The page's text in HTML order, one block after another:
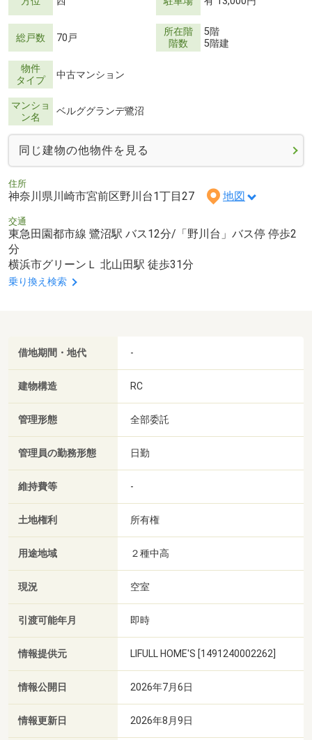
総戸数 70戸
所在階
階数
5階
5階建
物件
タイプ
中古マンション
マンショ
ン名
ベルググランデ鷺沼
同じ建物の他物件を見る
住所
神奈川県川崎市宮前区野川台1丁目27 地図
交通
東急田園都市線 鷺沼駅 バス12分/「野川台」バス停 停歩2
分
横浜市グリーンＬ 北山田駅 徒歩31分
乗り換え検索
借地期間・地代 -
建物構造 RC
管理形態 全部委託
管理員の勤務形態 日勤
維持費等 -
土地権利 所有権
用途地域 ２種中高
現況 空室
引渡可能年月 即時
情報提供元 LIFULL HOME'S [1491240002262]
情報公開日 2026年7月6日
情報更新日 2026年8月9日